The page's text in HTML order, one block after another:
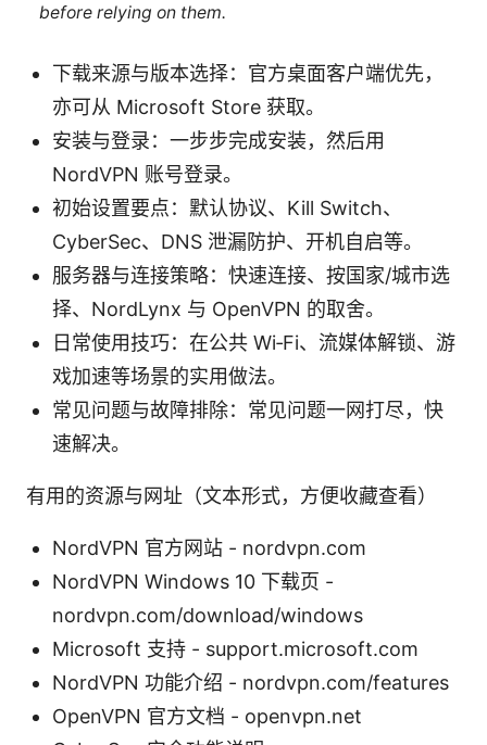
before relying on them.
下载来源与版本选择：官方桌面客户端优先，
亦可从 Microsoft Store 获取。
安装与登录：一步步完成安装，然后用
NordVPN 账号登录。
初始设置要点：默认协议、Kill Switch、
CyberSec、DNS 泄漏防护、开机自启等。
服务器与连接策略：快速连接、按国家/城市选
择、NordLynx 与 OpenVPN 的取舍。
日常使用技巧：在公共 Wi‑Fi、流媒体解锁、游
戏加速等场景的实用做法。
常见问题与故障排除：常见问题一网打尽，快
速解决。
有用的资源与网址（文本形式，方便收藏查看）
NordVPN 官方网站 - nordvpn.com
NordVPN Windows 10 下载页 -
nordvpn.com/download/windows
Microsoft 支持 - support.microsoft.com
NordVPN 功能介绍 - nordvpn.com/features
OpenVPN 官方文档 - openvpn.net